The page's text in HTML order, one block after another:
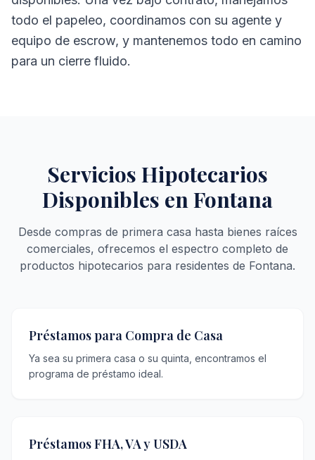
todo el papeleo, coordinamos con su agente y
equipo de escrow, y mantenemos todo en camino
para un cierre fluido.
Servicios Hipotecarios
Disponibles en Fontana
Desde compras de primera casa hasta bienes raíces
comerciales, ofrecemos el espectro completo de
productos hipotecarios para residentes de Fontana.
Préstamos para Compra de Casa
Ya sea su primera casa o su quinta, encontramos el
programa de préstamo ideal.
Préstamos FHA, VA y USDA